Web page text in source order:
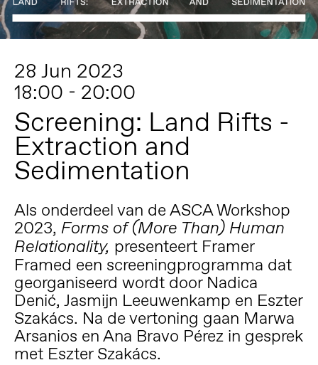
28 Jun 2023
18:00 - 20:00
Screening: Land Rifts -
Extraction and
Sedimentation
Als onderdeel van de ASCA Workshop
2023, Forms of (More Than) Human
Relationality, presenteert Framer
Framed een screeningprogramma dat
georganiseerd wordt door Nadica
Denić, Jasmijn Leeuwenkamp en Eszter
Szakács. Na de vertoning gaan Marwa
Arsanios enAna Bravo Pérezin gesprek
met Eszter Szakács.